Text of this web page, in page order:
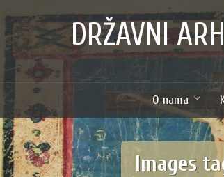
to
content
DRŽAVNI
O nama
Images